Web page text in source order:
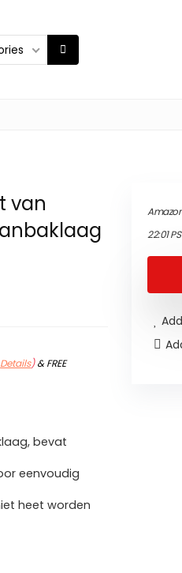
van
Details)&FREE
bevat
eenvoudig
heet worden
22:01